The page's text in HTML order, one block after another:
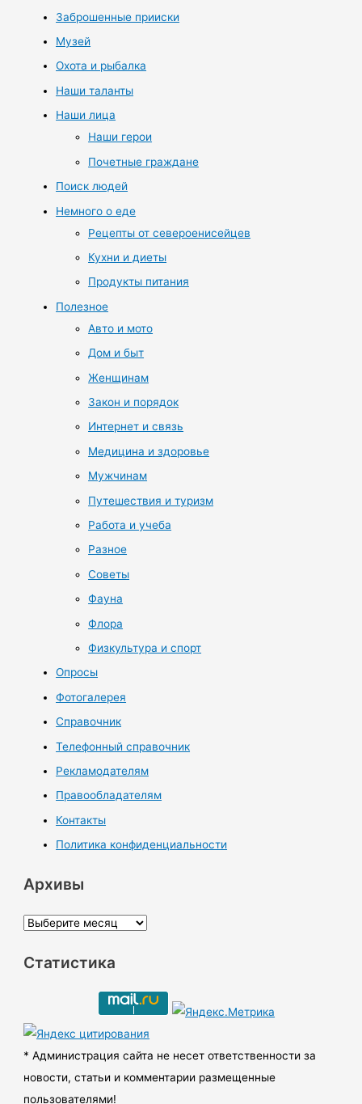
Заброшенные прииски
Музей
Охота и рыбалка
Наши таланты
Наши лица
Наши герои
Почетные граждане
Поиск людей
Немного о еде
Рецепты от североенисейцев
Кухни и диеты
Продукты питания
Полезное
Авто и мото
Дом и быт
Женщинам
Закон и порядок
Интернет и связь
Медицина и здоровье
Мужчинам
Путешествия и туризм
Работа и учеба
Разное
Советы
Фауна
Флора
Физкультура и спорт
Опросы
Фотогалерея
Справочник
Телефонный справочник
Рекламодателям
Правообладателям
Контакты
Политика конфиденциальности
Архивы
А
х
ы
Статистика
* Администрация сайта не несет ответственности за
новости, статьи и комментарии размещенные
пользователями!